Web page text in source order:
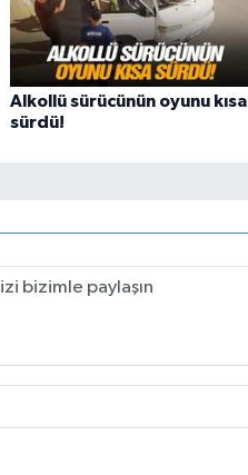
Alkollü sürücünün oyunu kısa
sürdü!